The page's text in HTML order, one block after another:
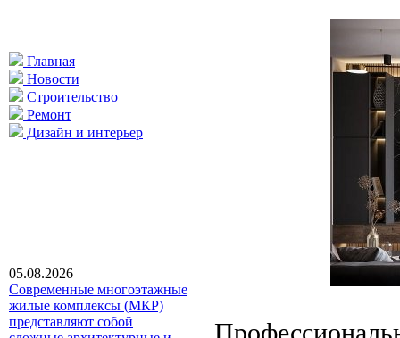
Главная
Новости
Строительство
Ремонт
Дизайн и интерьер
05.08.2026
Современные многоэтажные
жилые комплексы (МКР)
представляют собой